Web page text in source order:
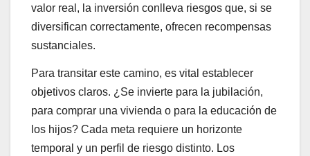
valor real, la inversión conlleva riesgos que, si se
diversifican correctamente, ofrecen recompensas
sustanciales.
Para transitar este camino, es vital establecer
objetivos claros. ¿Se invierte para la jubilación,
para comprar una vivienda o para la educación de
los hijos? Cada meta requiere un horizonte
temporal y un perfil de riesgo distinto. Los